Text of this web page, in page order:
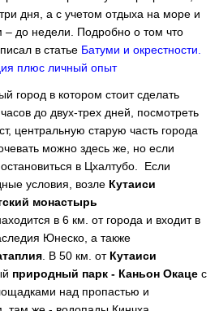
дня, а с учетом отдыха на море и
– до недели. Подробно о том что
в статье Батуми и окрестности.
плюс личный опыт
город в котором стоит сделать
до двух-трех дней, посмотреть
центральную старую часть города
можно здесь же, но если
в Цхалтубо. Если
условия, возле Кутаиси
монастырь
в 6 км. от города и входит в
Юнеско, а также
. В 50 км. от Кутаиси
природный парк - Каньон Окаце с
над пропастью и